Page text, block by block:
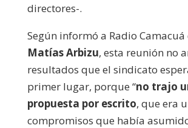
directores-.
Según informó a Radio Camacuá
Matías Arbizu, esta reunión no
resultados que el sindicato
primer lugar, porque “no trajo
propuesta por escrito, que era
compromisos que había